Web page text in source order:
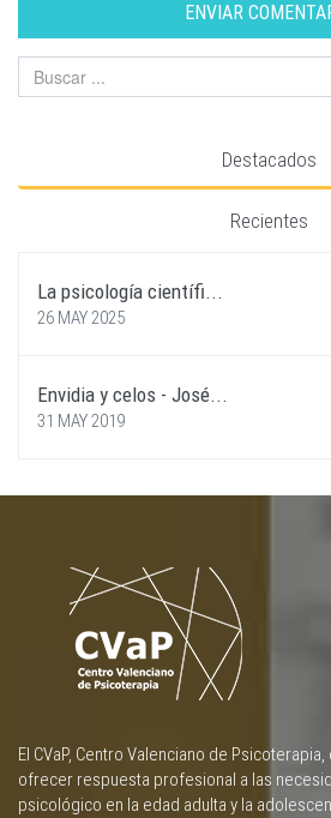
ENVIAR
Destacados
Recientes
La psicología científi...
26 MAY 2025
Envidia y celos - José...
31 MAY 2019
El CVaP, Centro Valenciano de
ofrecer respuesta profesional a las
psicológico en la edad adulta y la